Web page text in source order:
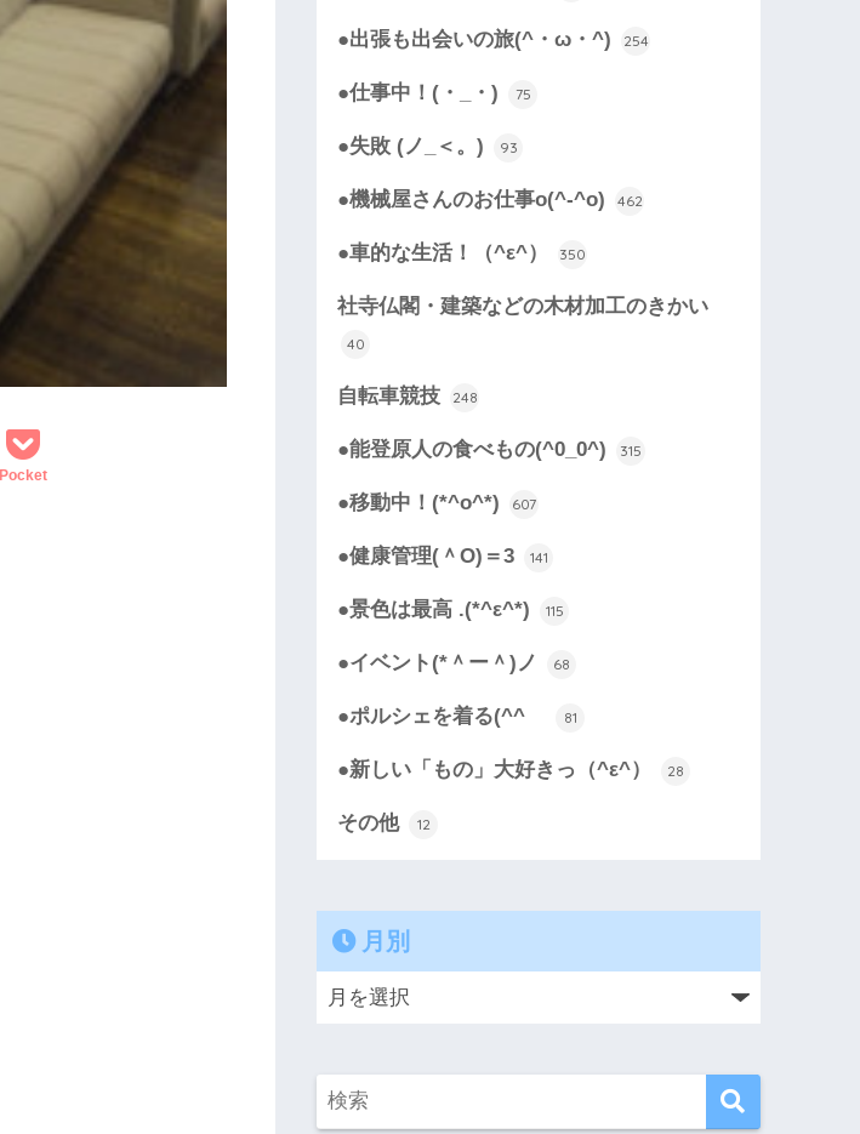
Pocket
●出張も出会いの旅(^・ω・^) 254
●仕事中！(・_・) 75
●失敗 (ノ_＜。) 93
●機械屋さんのお仕事o(^-^o) 462
●車的な生活！（^ε^） 350
社寺仏閣・建築などの木材加工のきかい
40
自転車競技 248
●能登原人の食べもの(^0_0^) 315
●移動中！(*^o^*) 607
●健康管理(＾O)＝3 141
●景色は最高 .(*^ε^*) 115
●イベント(*＾ー＾)ノ 68
●ポルシェを着る(^^ゞ 81
●新しい「もの」大好きっ（^ε^） 28
その他 12
月別